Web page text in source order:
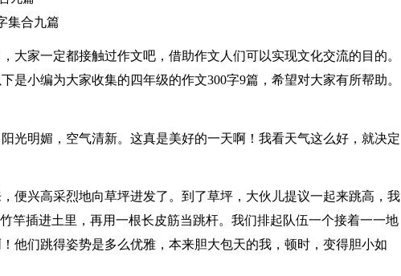
集合九篇
大家一定都接触过作文吧，借助作文人们可以实现文化交流的目的。
是小编为大家收集的四年级的作文300字9篇，希望对大家有所帮助。
光明媚，空气清新。这真是美好的一天啊！我看天气这么好，就决定
便兴高采烈地向草坪进发了。到了草坪，大伙儿提议一起来跳高，我
竿插进土里，再用一根长皮筋当跳杆。我们排起队伍一个接着一一地
他们跳得姿势是多么优雅，本来胆大包天的我，顿时，变得胆小如